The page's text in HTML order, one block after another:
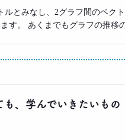
ルとみなし、2グラフ間のベク
す。 あくまでもグラフの推
も、学んでいきたいもの